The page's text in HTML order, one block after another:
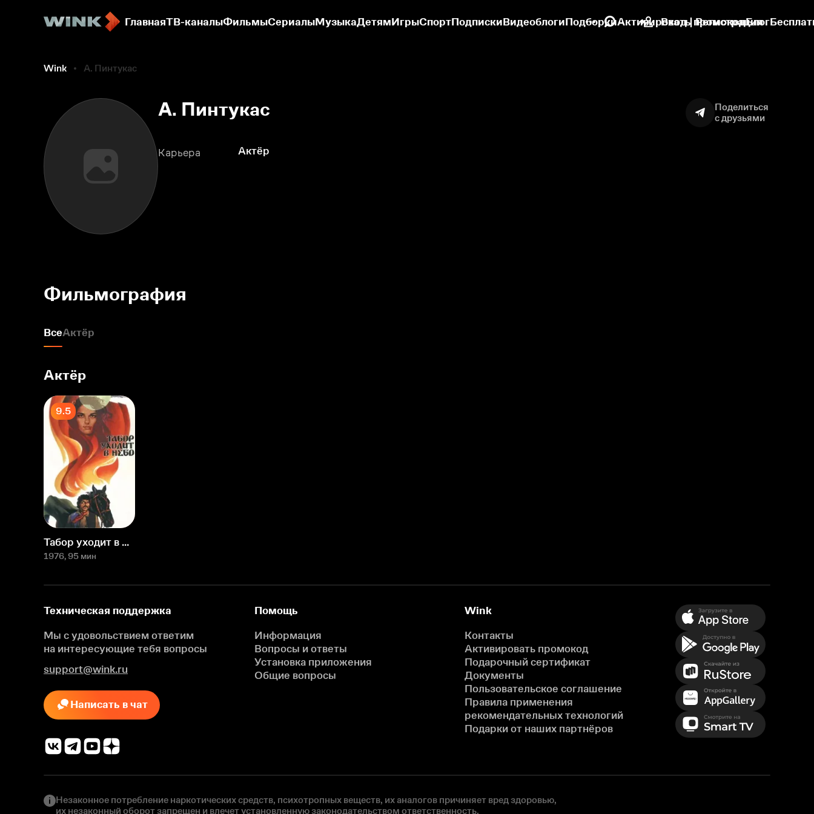
ГлавнаяТВ-каналыФильмыСериалыМузыкаДетямИгрыСпортПодпискиВидеоблогиПодборкиАктивировать промокодБлог
Вход | Регистрация
Wink А. Пинтукас
А. Пинтукас
Поделиться
с друзьями
Карьера Актёр
Фильмография
ВсеАктёр
Актёр
9.5
Табор уходит в небо
1976, 95 мин
Техническая поддержка
Мы с удовольствием ответим
на интересующие тебя вопросы
support@wink.ru
Написать в чат
Помощь
Информация
Вопросы и ответы
Установка приложения
Общие вопросы
Wink
Контакты
Активировать промокод
Подарочный сертификат
Документы
Пользовательское соглашение
Правила применения
рекомендательных технологий
Подарки от наших партнёров
Незаконное потребление наркотических средств, психотропных веществ, их аналогов причиняет вред здоровью,
их незаконный оборот запрещен и влечет установленную законодательством ответственность.